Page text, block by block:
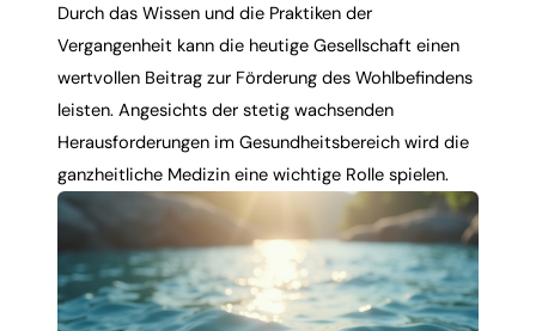
Durch das Wissen und die Praktiken der
Vergangenheit kann die heutige Gesellschaft einen
wertvollen Beitrag zur Förderung des Wohlbefindens
leisten. Angesichts der stetig wachsenden
Herausforderungen im Gesundheitsbereich wird die
ganzheitliche Medizin eine wichtige Rolle spielen.